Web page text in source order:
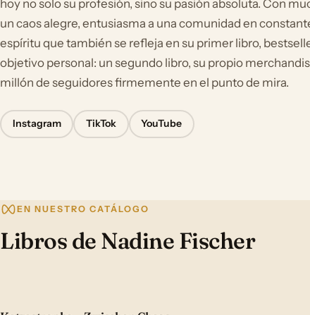
hoy no solo su profesión, sino su pasión absoluta. Con
un caos alegre, entusiasma a una comunidad en
espíritu que también se refleja en su primer libro,
objetivo personal: un segundo libro, su propio
millón de seguidores firmemente en el punto de mira.
Instagram TikTok YouTube
EN NUESTRO CATÁLOGO
Libros de Nadine Fischer